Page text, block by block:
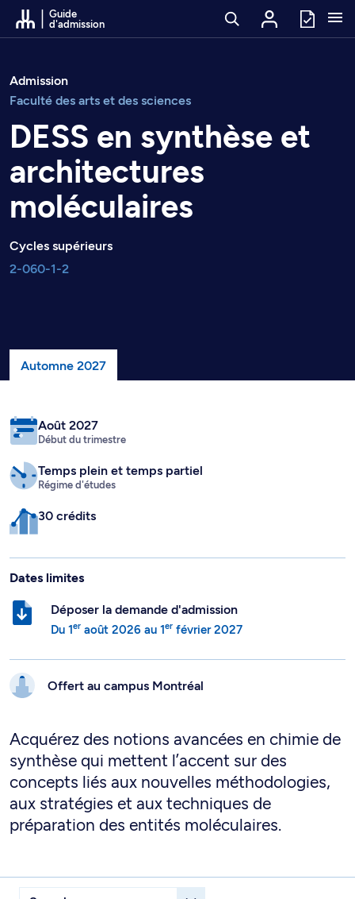
Passer au contenu
Guide
d'admission
Admission
Faculté des arts et des sciences
DESS en synthèse et
architectures
moléculaires
Cycles supérieurs
2-060-1-2
Automne 2027
Août 2027
Début du trimestre
Temps plein et temps partiel
Régime d'études
30 crédits
Dates limites
Déposer la demande d'admission
Du 1er août 2026 au 1er février 2027
Offert au campus Montréal
Acquérez des notions avancées en chimie de
synthèse qui mettent l’accent sur des
concepts liés aux nouvelles méthodologies,
aux stratégies et aux techniques de
préparation des entités moléculaires.